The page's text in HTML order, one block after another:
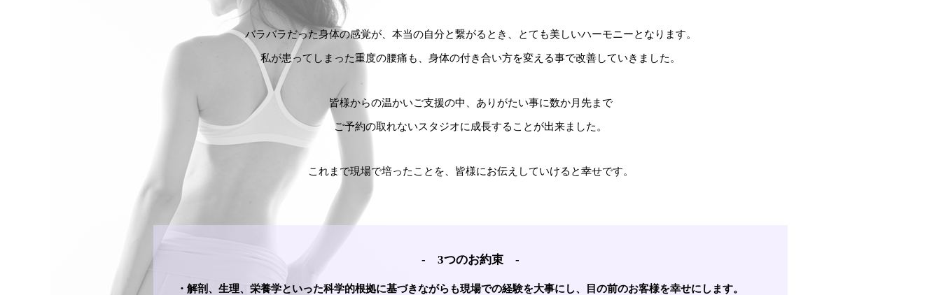
バラバラだった身体の感覚が、本当の自分と繋がるとき、とても美しいハーモニーとなります。
私が患ってしまった重度の腰痛も、身体の付き合い方を変える事で改善していきました。
皆様からの温かいご支援の中、ありがたい事に数か月先まで
ご予約の取れないスタジオに成長することが出来ました。
これまで現場で培ったことを、 皆様にお伝えしていけると幸せです。
- 3つのお約束 -
・解剖、生理、栄養学といった科学的根拠に基づきながらも現場での経験を大事にし、目の前のお客様を幸せにします。